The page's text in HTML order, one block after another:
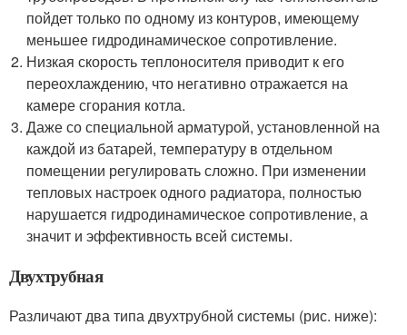
пойдет только по одному из контуров, имеющему
меньшее гидродинамическое сопротивление.
Низкая скорость теплоносителя приводит к его
переохлаждению, что негативно отражается на
камере сгорания котла.
Даже со специальной арматурой, установленной на
каждой из батарей, температуру в отдельном
помещении регулировать сложно. При изменении
тепловых настроек одного радиатора, полностью
нарушается гидродинамическое сопротивление, а
значит и эффективность всей системы.
Двухтрубная
Различают два типа двухтрубной системы (рис. ниже):